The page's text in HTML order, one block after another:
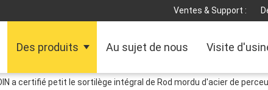
Ventes & Support :
Des produits Au sujet de nous Visite
a certifié petit le sortilège intégral de Rod mordu d'acier de